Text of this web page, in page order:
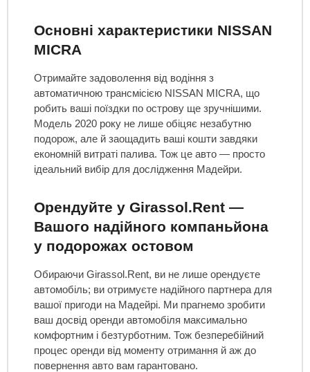
Основні характеристики NISSAN
MICRA
Отримайте задоволення від водіння з
автоматичною трансмісією NISSAN MICRA, що
робить ваші поїздки по острову ще зручнішими.
Модель 2020 року не лише обіцяє незабутню
подорож, але й заощадить ваші кошти завдяки
економній витраті палива. Тож це авто — просто
ідеальний вибір для дослідження Мадейри.
Орендуйте у Girassol.Rent —
Вашого надійного компаньйона
у подорожах остовом
Обираючи Girassol.Rent, ви не лише орендуєте
автомобіль; ви отримуєте надійного партнера для
вашої пригоди на Мадейрі. Ми прагнемо зробити
ваш досвід оренди автомобіля максимально
комфортним і безтурботним. Тож безперебійний
процес оренди від моменту отримання й аж до
повернення авто вам гарантовано.